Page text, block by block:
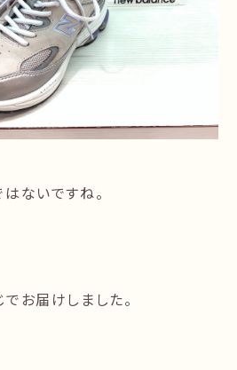
ないですね。
お届けしました。